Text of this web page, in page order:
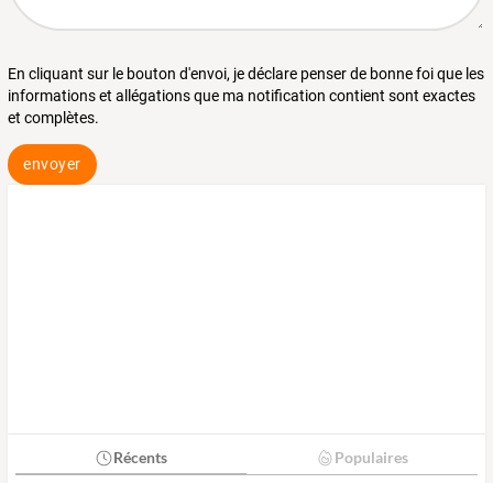
En cliquant sur le bouton d'envoi, je déclare penser de bonne foi que les
informations et allégations que ma notification contient sont exactes
et complètes.
envoyer
Récents Populaires